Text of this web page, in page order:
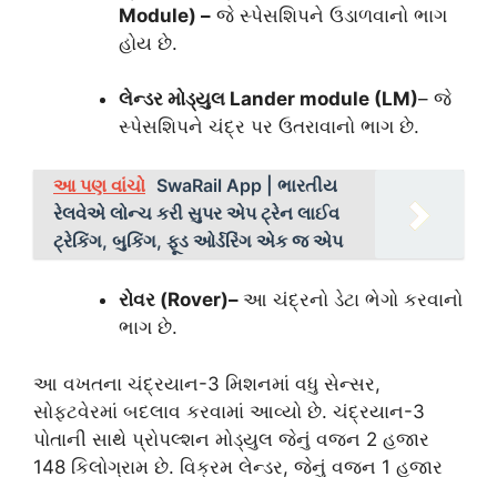
Module) –જે સ્પેસશિપને ઉડાળવાનો ભાગ
હોય છે.
લેન્ડર મોડ્યુલ Lander module (LM)– જે
સ્પેસશિપને ચંદ્ર પર ઉતરાવાનો ભાગ છે.
આ પણ વાંચો SwaRail App | ભારતીય
રેલવેએ લોન્ચ કરી સુપર એપ ટ્રેન લાઈવ
ટ્રેકિંગ, બુકિંગ, ફૂડ ઓર્ડરિંગ એક જ એપ
રોવર (Rover)– આ ચંદ્રનો ડેટા ભેગો કરવાનો
ભાગ છે.
આ વખતના ચંદ્રયાન-3 મિશનમાં વધુ સેન્સર,
સોફ્ટવેરમાં બદલાવ કરવામાં આવ્યો છે. ચંદ્રયાન-3
પોતાની સાથે પ્રોપલ્શન મોડ્યુલ જેનું વજન 2 હજાર
148 કિલોગ્રામ છે. વિક્રમ લેન્ડર, જેનું વજન 1 હજાર